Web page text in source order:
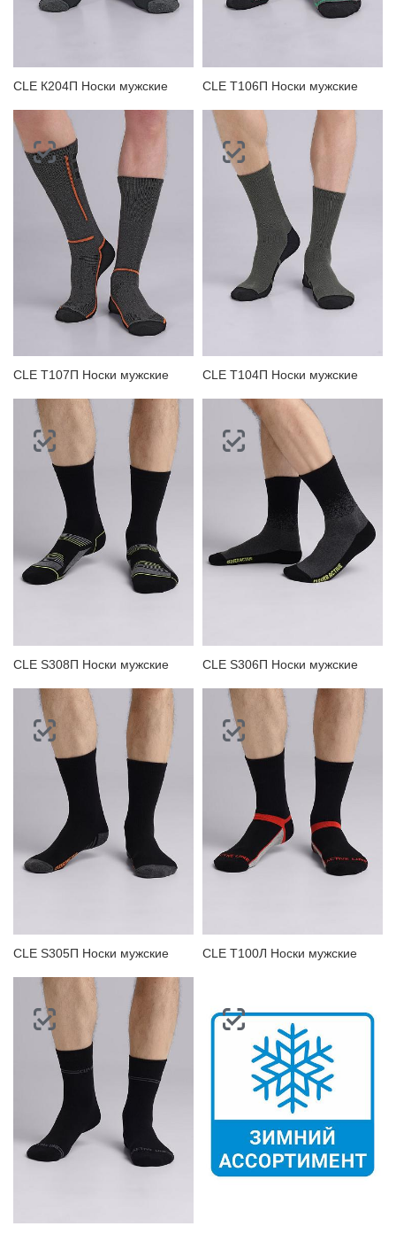
CLE К204П Носки мужские CLE Т106П Носки мужские
CLE Т107П Носки мужские CLE Т104П Носки мужские
CLE S308П Носки мужские CLE S306П Носки мужские
CLE S305П Носки мужские CLE Т100Л Носки мужские